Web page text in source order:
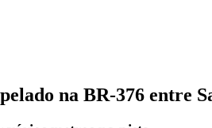
na BR-376 entre